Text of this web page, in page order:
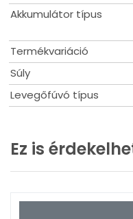
Kapcsolódó
Kézi
2026. jún. 3.
jön
Tovább olvasom
Akkumulátor típus
Termékvariáció
Súly
Levegőfúvó típus
Ez is